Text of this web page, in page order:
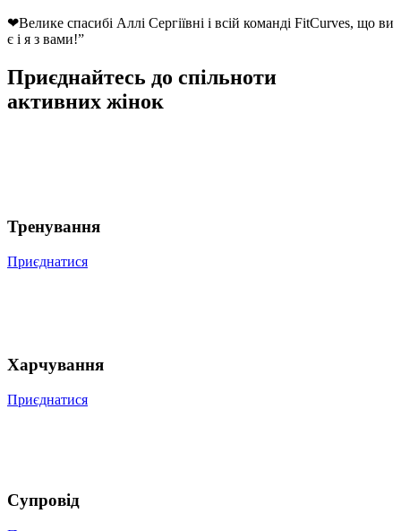
❤Велике спасибі Аллі Сергіївні і всій команді FitCurves, що ви
є і я з вами!”
Приєднайтесь до спільноти
активних жінок
Тренування
Приєднатися
Харчування
Приєднатися
Супровід